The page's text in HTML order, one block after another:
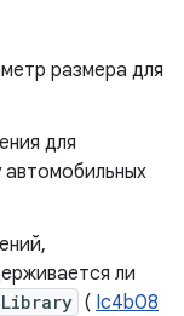
размера для
для
ли
( Ic4b08